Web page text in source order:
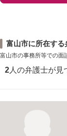
富山市に所在する
富山市の事務所等での面
2 人の弁護士が見